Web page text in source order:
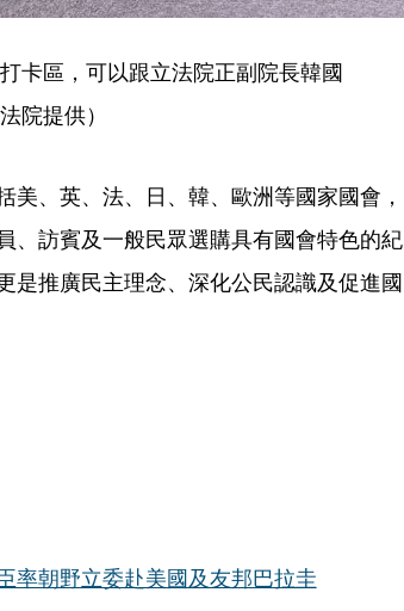
卡區，可以跟立法院正副院長韓國
院提供）
、英、法、日、韓、歐洲等國家國會，
、訪賓及一般民眾選購具有國會特色的紀
是推廣民主理念、深化公民認識及促進國
朝野立委赴美國及友邦巴拉圭